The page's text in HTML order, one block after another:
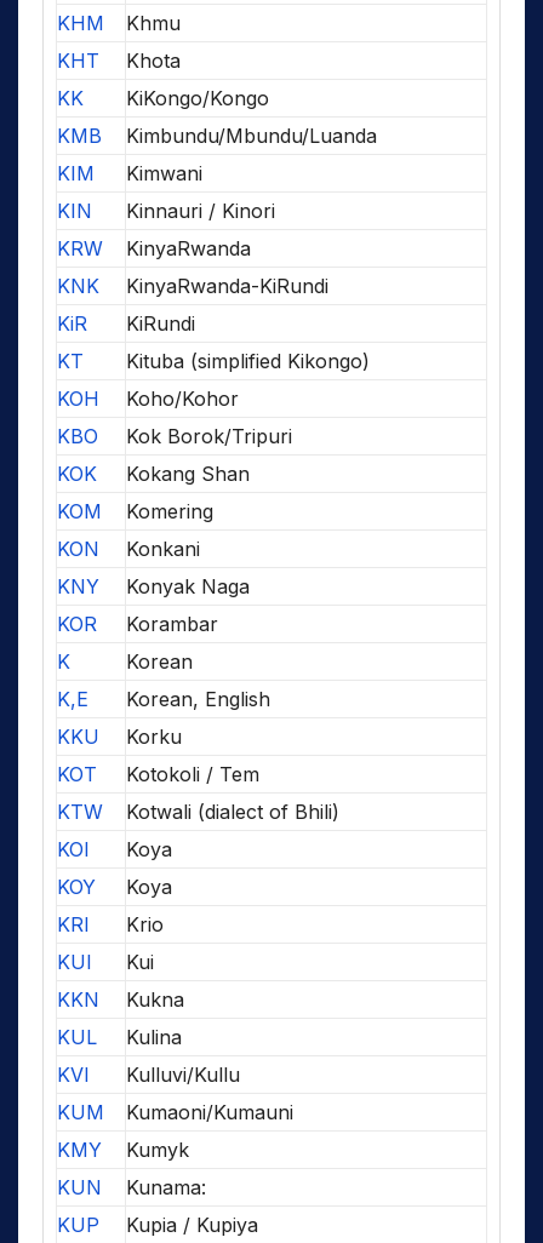
KHM
Khmu
KHT
Khota
KK
KiKongo/Kongo
KMB
Kimbundu/Mbundu/Luanda
KIM
Kimwani
KIN
Kinnauri / Kinori
KRW
KinyaRwanda
KNK
KinyaRwanda-KiRundi
KiR
KiRundi
KT
Kituba (simplified Kikongo)
KOH
Koho/Kohor
KBO
Kok Borok/Tripuri
KOK
Kokang Shan
KOM
Komering
KON
Konkani
KNY
Konyak Naga
KOR
Korambar
K
Korean
K,E
Korean, English
KKU
Korku
KOT
Kotokoli / Tem
KTW
Kotwali (dialect of Bhili)
KOI
Koya
KOY
Koya
KRI
Krio
KUI
Kui
KKN
Kukna
KUL
Kulina
KVI
Kulluvi/Kullu
KUM
Kumaoni/Kumauni
KMY
Kumyk
KUN
Kunama:
KUP
Kupia / Kupiya